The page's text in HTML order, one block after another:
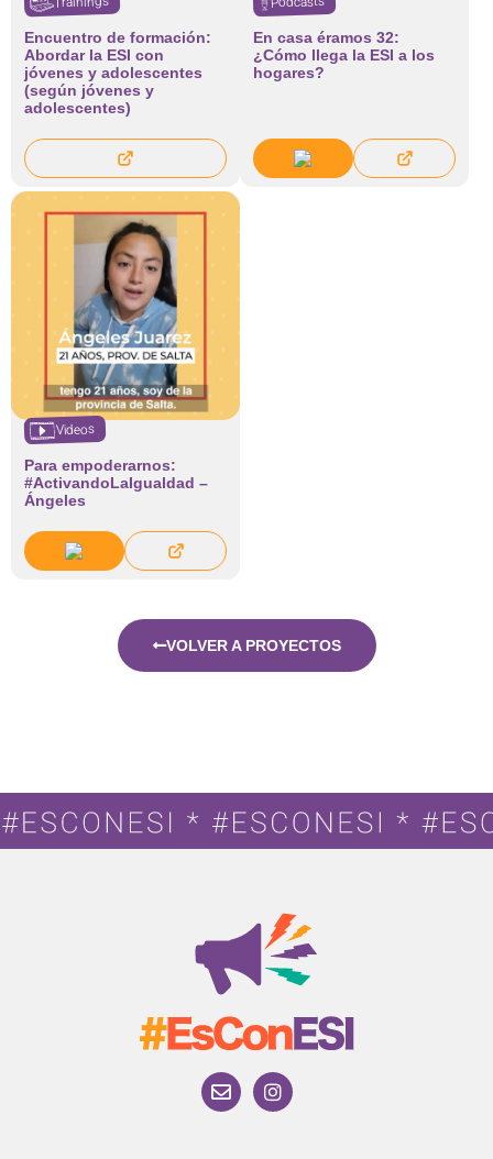
Encuentro de formación:
Abordar la ESI con
jóvenes y adolescentes
(según jóvenes y
adolescentes)
En casa éramos 32:
¿Cómo llega la ESI a los
hogares?
Videos
Para empoderarnos:
#ActivandoLaIgualdad –
Ángeles
VOLVER A PROYECTOS